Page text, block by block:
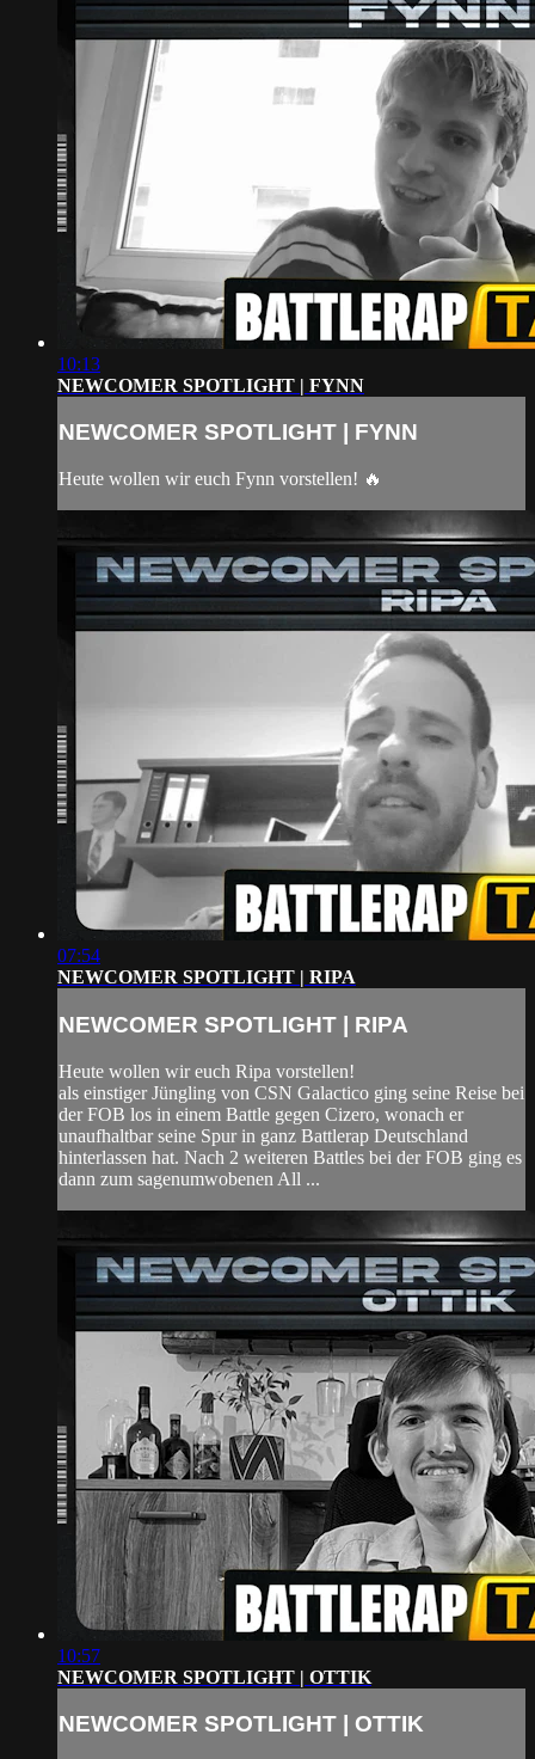
10:13
NEWCOMER SPOTLIGHT | FYNN
NEWCOMER SPOTLIGHT | FYNN
Heute wollen wir euch Fynn vorstellen! 🔥
07:54
NEWCOMER SPOTLIGHT | RIPA
NEWCOMER SPOTLIGHT | RIPA
Heute wollen wir euch Ripa vorstellen!
als einstiger Jüngling von CSN Galactico ging seine Reise bei
der FOB los in einem Battle gegen Cizero, wonach er
unaufhaltbar seine Spur in ganz Battlerap Deutschland
hinterlassen hat. Nach 2 weiteren Battles bei der FOB ging es
dann zum sagenumwobenen All ...
10:57
NEWCOMER SPOTLIGHT | OTTIK
NEWCOMER SPOTLIGHT | OTTIK